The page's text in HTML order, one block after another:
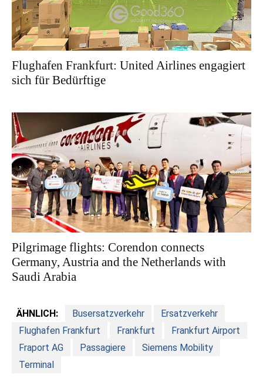
Flughafen Frankfurt: United Airlines engagiert
sich für Bedürftige
Pilgrimage flights: Corendon connects
Germany, Austria and the Netherlands with
Saudi Arabia
ÄHNLICH: Busersatzverkehr
Ersatzverkehr
Flughafen Frankfurt
Frankfurt
Frankfurt Airport
Fraport AG
Passagiere
Siemens Mobility
Terminal